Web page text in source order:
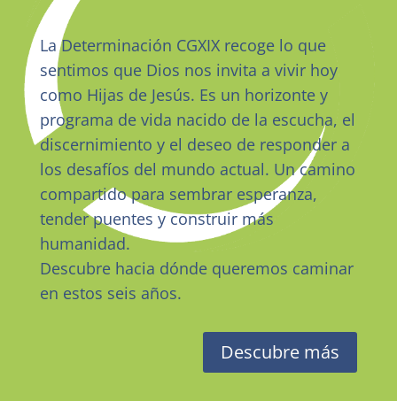
La Determinación CGXIX recoge lo que
sentimos que Dios nos invita a vivir hoy
como Hijas de Jesús. Es un horizonte y
programa de vida nacido de la escucha, el
discernimiento y el deseo de responder a
los desafíos del mundo actual. Un camino
compartido para sembrar esperanza,
tender puentes y construir más
humanidad.
Descubre hacia dónde queremos caminar
en estos seis años.
Descubre más